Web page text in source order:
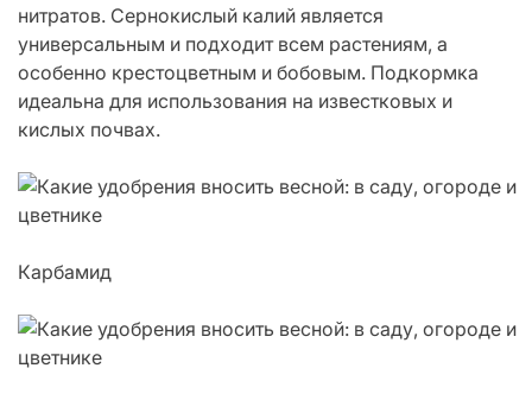
нитратов. Сернокислый калий является
универсальным и подходит всем растениям, а
особенно крестоцветным и бобовым. Подкормка
идеальна для использования на известковых и
кислых почвах.
Карбамид